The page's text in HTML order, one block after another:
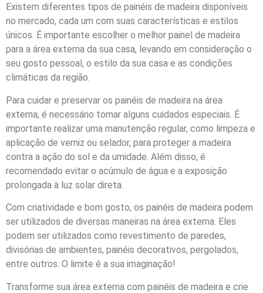
Existem diferentes tipos de painéis de madeira disponíveis
no mercado, cada um com suas características e estilos
únicos. É importante escolher o melhor painel de madeira
para a área externa da sua casa, levando em consideração o
seu gosto pessoal, o estilo da sua casa e as condições
climáticas da região.
Para cuidar e preservar os painéis de madeira na área
externa, é necessário tomar alguns cuidados especiais. É
importante realizar uma manutenção regular, como limpeza e
aplicação de verniz ou selador, para proteger a madeira
contra a ação do sol e da umidade. Além disso, é
recomendado evitar o acúmulo de água e a exposição
prolongada à luz solar direta.
Com criatividade e bom gosto, os painéis de madeira podem
ser utilizados de diversas maneiras na área externa. Eles
podem ser utilizados como revestimento de paredes,
divisórias de ambientes, painéis decorativos, pergolados,
entre outros. O limite é a sua imaginação!
Transforme sua área externa com painéis de madeira e crie